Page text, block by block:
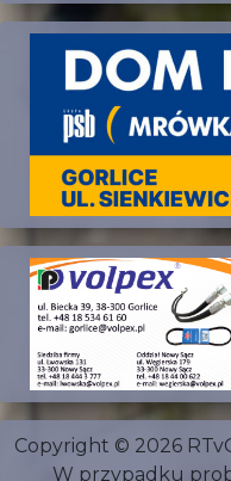
Copyright © 2026
W przypadku